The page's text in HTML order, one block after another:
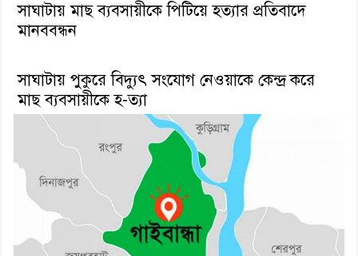
সাঘাটায় মাছ ব্যবসায়ীকে পিটিয়ে হত্যার প্রতিবাদে
মানববন্ধন
সাঘাটায় পুকুরে বিদ্যুৎ সংযোগ নেওয়াকে কেন্দ্র করে
মাছ ব্যবসায়ীকে হ-ত্যা